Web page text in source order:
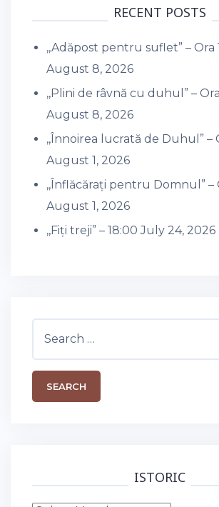
RECENT POSTS
,,Adăpost pentru suflet” – Ora
August 8, 2026
,,Plini de râvnă cu duhul” –
August 8, 2026
,,Înnoirea lucrată de Duhul” –
August 1, 2026
,,Înflăcărați pentru Domnul” –
August 1, 2026
,,Fiți treji” – 18:00 July 24, 2026
ISTORIC